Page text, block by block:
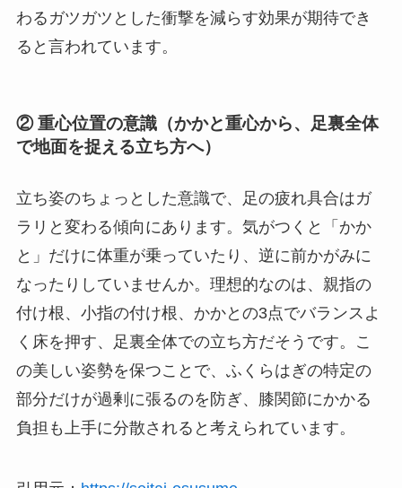
わるガツガツとした衝撃を減らす効果が期待でき
ると言われています。
② 重心位置の意識（かかと重心から、足裏全体
で地面を捉える立ち方へ）
立ち姿のちょっとした意識で、足の疲れ具合はガ
ラリと変わる傾向にあります。気がつくと「かか
と」だけに体重が乗っていたり、逆に前かがみに
なったりしていませんか。理想的なのは、親指の
付け根、小指の付け根、かかとの3点でバランスよ
く床を押す、足裏全体での立ち方だそうです。こ
の美しい姿勢を保つことで、ふくらはぎの特定の
部分だけが過剰に張るのを防ぎ、膝関節にかかる
負担も上手に分散されると考えられています。